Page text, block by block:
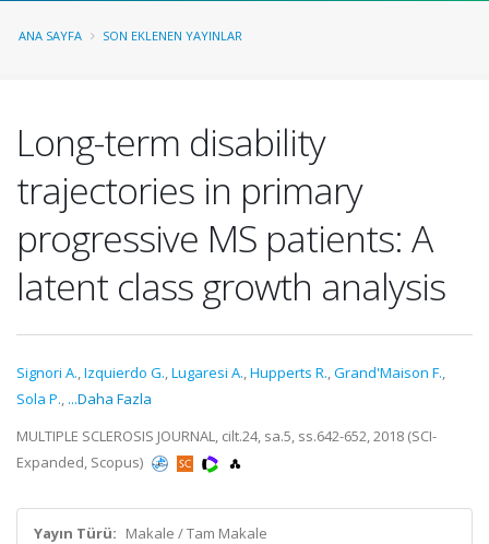
ANA SAYFA SON EKLENEN YAYINLAR
Long-term disability
trajectories in primary
progressive MS patients: A
latent class growth analysis
Signori A.,Izquierdo G.,Lugaresi A.,Hupperts R.,Grand'Maison F.,
Sola P., ...Daha Fazla
MULTIPLE SCLEROSIS JOURNAL, cilt.24, sa.5, ss.642-652, 2018 (SCI-
Expanded, Scopus)
Yayın Türü: Makale / Tam Makale